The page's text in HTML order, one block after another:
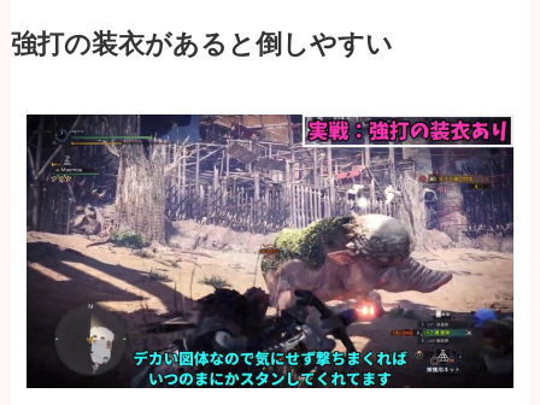
強打の装衣があると倒しやすい